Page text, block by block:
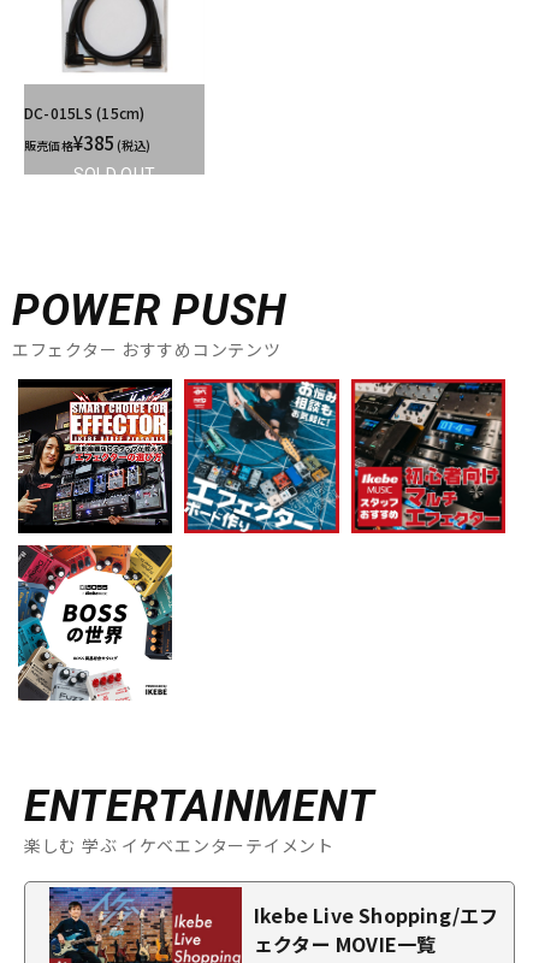
SOLD OUT
DC-015LS (15cm)
販売価格¥385 (税込)
POWER PUSH
エフェクター おすすめコンテンツ
ENTERTAINMENT
楽しむ 学ぶ イケベエンターテイメント
Ikebe Live Shopping/エフ
ェクター MOVIE一覧